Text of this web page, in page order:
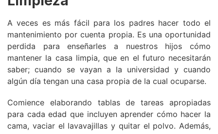
A veces es más fácil para los padres hacer todo el
mantenimiento por cuenta propia. Es una oportunidad
perdida para enseñarles a nuestros hijos cómo
mantener la casa limpia, que en el futuro necesitarán
saber; cuando se vayan a la universidad y cuando
algún día tengan una casa propia de la cual ocuparse.
Comience elaborando tablas de tareas apropiadas
para cada edad que incluyen aprender cómo hacer la
cama, vaciar el lavavajillas y quitar el polvo. Además,